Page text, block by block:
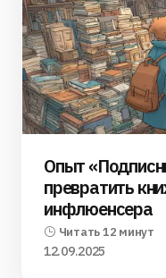
Опыт
превратить
инфлюенсера
Читать 12 минут
12.09.2025